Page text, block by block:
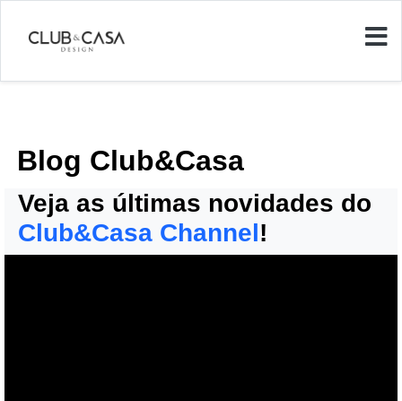
Blog Club&Casa
Veja as últimas novidades do
Club&Casa Channel!